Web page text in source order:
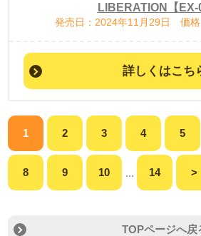
LIBERATION【EX-
発売日：2024年11月29日 価格
詳しくはこち
1 2 3 4 5
8 9 10 ... 14 >
TOPページへ戻